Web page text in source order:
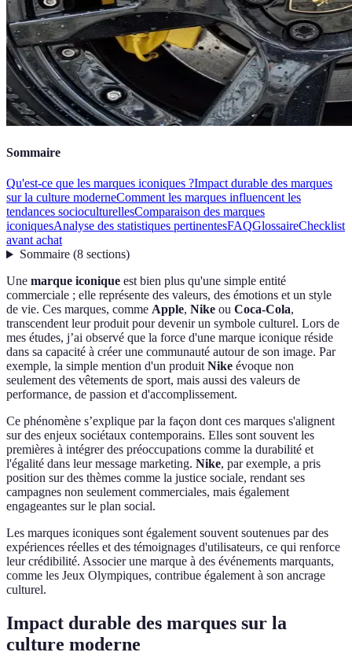
Sommaire
Qu'est-ce que les marques iconiques ?Impact durable des marques
sur la culture moderneComment les marques influencent les
tendances socioculturellesComparaison des marques
iconiquesAnalyse des statistiques pertinentesFAQGlossaireChecklist
avant achat
Sommaire(8 sections)
Une marque iconique est bien plus qu'une simple entité
commerciale ; elle représente des valeurs, des émotions et un style
de vie. Ces marques, comme Apple, Nike ou Coca-Cola,
transcendent leur produit pour devenir un symbole culturel. Lors de
mes études, j’ai observé que la force d'une marque iconique réside
dans sa capacité à créer une communauté autour de son image. Par
exemple, la simple mention d'un produitNike évoque non
seulement des vêtements de sport, mais aussi des valeurs de
performance, de passion et d'accomplissement.
Ce phénomène s’explique par la façon dont ces marques s'alignent
sur des enjeux sociétaux contemporains. Elles sont souvent les
premières à intégrer des préoccupations comme la durabilité et
l'égalité dans leur message marketing. Nike, par exemple, a pris
position sur des thèmes comme la justice sociale, rendant ses
campagnes non seulement commerciales, mais également
engageantes sur le plan social.
Les marques iconiques sont également souvent soutenues par des
expériences réelles et des témoignages d'utilisateurs, ce qui renforce
leur crédibilité. Associer une marque à des événements marquants,
comme les Jeux Olympiques, contribue également à son ancrage
culturel.
Impact durable des marques sur la
culture moderne